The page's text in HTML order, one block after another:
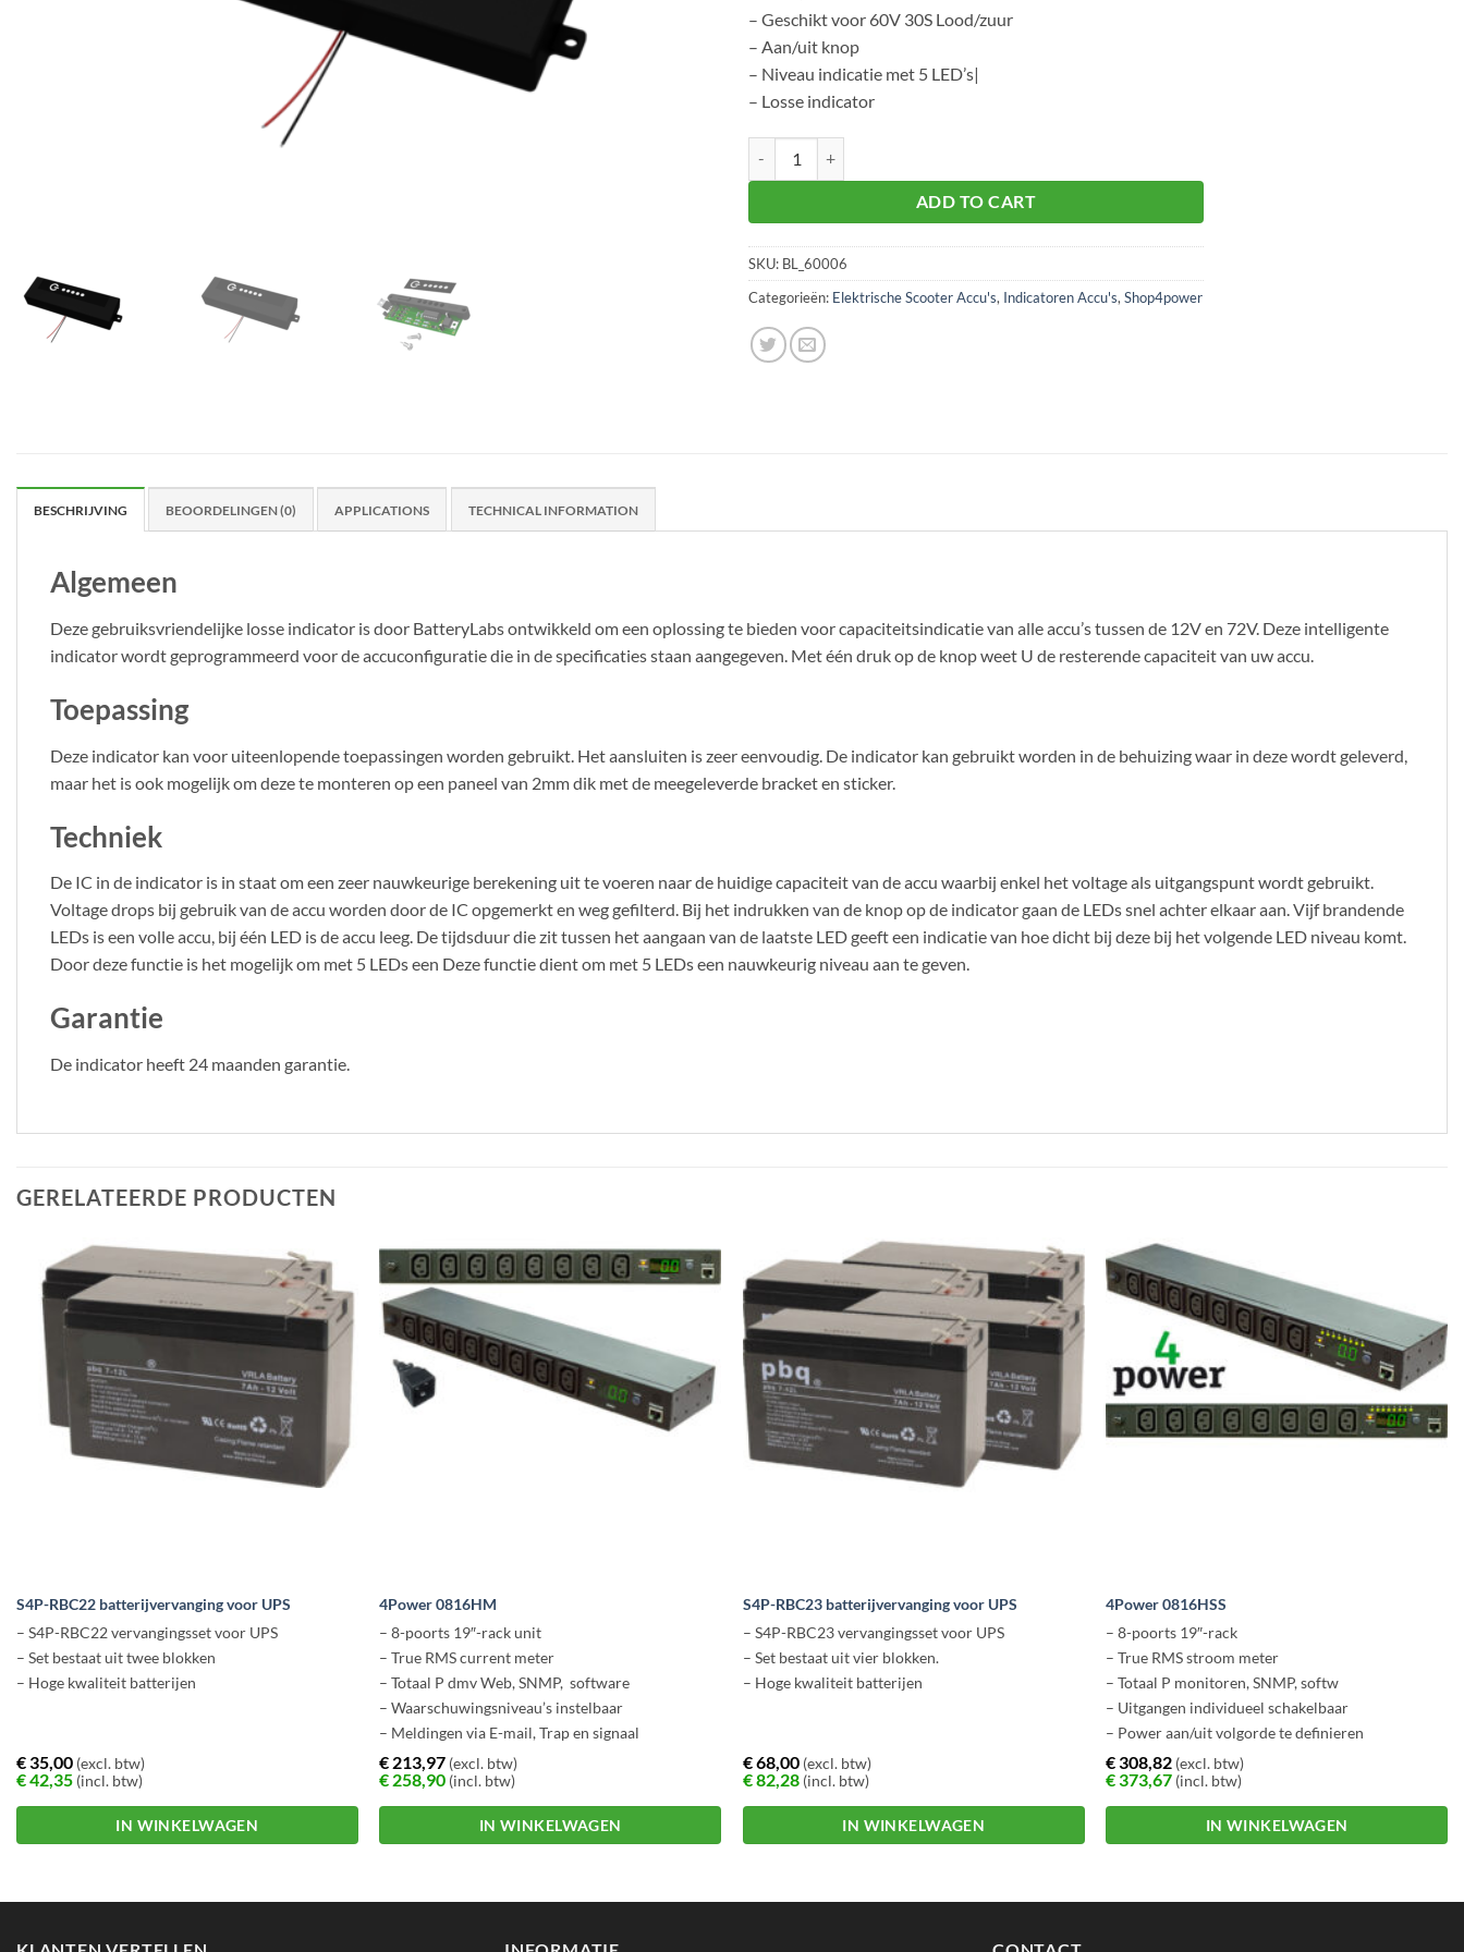
– Geschikt voor 60V 30S Lood/zuur
– Aan/uit knop
– Niveau indicatie met 5 LED’s|
– Losse indicator
ADD TO CART
SKU: BL_60006
Categorieën: Elektrische Scooter Accu's, Indicatoren Accu's, Shop4power
BESCHRIJVING BEOORDELINGEN (0) APPLICATIONS TECHNICAL INFORMATION
Algemeen
Deze gebruiksvriendelijke losse indicator is door BatteryLabs ontwikkeld om een oplossing te bieden voor capaciteitsindicatie van alle accu’s tussen de 12V en 72V. Deze intelligente
indicator wordt geprogrammeerd voor de accuconfiguratie die in de specificaties staan aangegeven. Met één druk op de knop weet U de resterende capaciteit van uw accu.
Toepassing
Deze indicator kan voor uiteenlopende toepassingen worden gebruikt. Het aansluiten is zeer eenvoudig. De indicator kan gebruikt worden in de behuizing waar in deze wordt geleverd,
maar het is ook mogelijk om deze te monteren op een paneel van 2mm dik met de meegeleverde bracket en sticker.
Techniek
De IC in de indicator is in staat om een zeer nauwkeurige berekening uit te voeren naar de huidige capaciteit van de accu waarbij enkel het voltage als uitgangspunt wordt gebruikt.
Voltage drops bij gebruik van de accu worden door de IC opgemerkt en weg gefilterd. Bij het indrukken van de knop op de indicator gaan de LEDs snel achter elkaar aan. Vijf brandende
LEDs is een volle accu, bij één LED is de accu leeg. De tijdsduur die zit tussen het aangaan van de laatste LED geeft een indicatie van hoe dicht bij deze bij het volgende LED niveau komt.
Door deze functie is het mogelijk om met 5 LEDs een Deze functie dient om met 5 LEDs een nauwkeurig niveau aan te geven.
Garantie
De indicator heeft 24 maanden garantie.
GERELATEERDE PRODUCTEN
S4P-RBC22 batterijvervanging voor UPS
– S4P-RBC22 vervangingsset voor UPS
– Set bestaat uit twee blokken
– Hoge kwaliteit batterijen
€35,00(excl. btw)
€42,35(incl. btw)
IN WINKELWAGEN
4Power 0816HM
– 8-poorts 19″-rack unit
– True RMS current meter
– Totaal P dmv Web, SNMP, software
– Waarschuwingsniveau’s instelbaar
– Meldingen via E-mail, Trap en signaal
– Optie Temp./luchtvochtigheid sensor
€ 213,97 (excl. btw)
€ 258,90 (incl. btw)
IN WINKELWAGEN
S4P-RBC23 batterijvervanging voor UPS
– S4P-RBC23 vervangingsset voor UPS
– Set bestaat uit vier blokken.
– Hoge kwaliteit batterijen
€68,00(excl. btw)
€82,28(incl. btw)
IN WINKELWAGEN
4Power 0816HSS
– 8-poorts 19″-rack
– True RMS stroom meter
– Totaal P monitoren, SNMP, softw
– Uitgangen individueel schakelbaar
– Power aan/uit volgorde te definieren
– E-mail, Trap en hoorbaar signaal
€308,82 (excl. btw)
€373,67 (incl. btw)
IN WINKELWAGEN